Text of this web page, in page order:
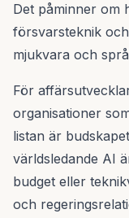
Det påminner om
försvarsteknik
mjukvara och
För
organisationer
listan är
världsledande AI
budget eller
och